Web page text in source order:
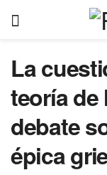
La
teoría de
debate
épica